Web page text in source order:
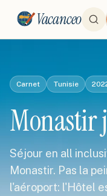
Vacanceo
Carnet Tunisie
Monastir
Séjour en all
Monastir. Pas la
l'aéroport: l'Hôtel